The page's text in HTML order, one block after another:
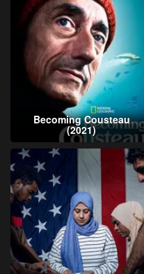
Becoming Cousteau
(2021)